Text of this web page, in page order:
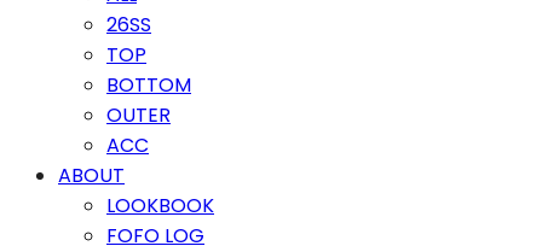
26SS
TOP
BOTTOM
OUTER
ACC
ABOUT
LOOKBOOK
FOFO LOG